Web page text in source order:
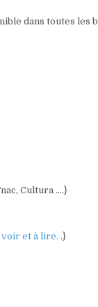
dans toutes les
Cultura ….}
voir et à lire..}